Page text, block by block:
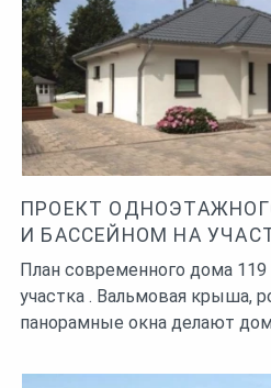
ПРОЕКТ
И БАССЕЙНОМ НА
План современного дома 119
участка . Вальмовая крыша,
панорамные окна делают